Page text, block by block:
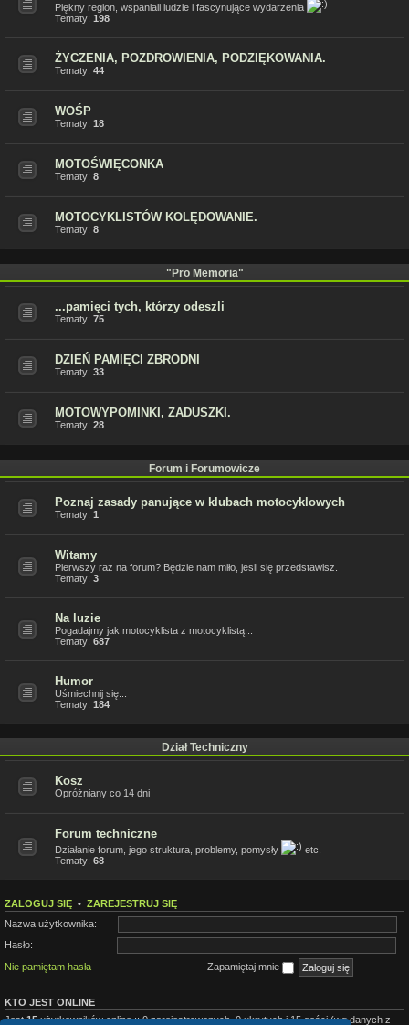
Piękny region, wspaniali ludzie i fascynujące wydarzenia
Tematy: 198
ŻYCZENIA, POZDROWIENIA, PODZIĘKOWANIA.
Tematy: 44
WOŚP
Tematy: 18
MOTOŚWIĘCONKA
Tematy: 8
MOTOCYKLISTÓW KOLĘDOWANIE.
Tematy: 8
"Pro Memoria"
...pamięci tych, którzy odeszli
Tematy: 75
DZIEŃ PAMIĘCI ZBRODNI
Tematy: 33
MOTOWYPOMINKI, ZADUSZKI.
Tematy: 28
Forum i Forumowicze
Poznaj zasady panujące w klubach motocyklowych
Tematy: 1
Witamy
Pierwszy raz na forum? Będzie nam miło, jesli się przedstawisz.
Tematy: 3
Na luzie
Pogadajmy jak motocyklista z motocyklistą...
Tematy: 687
Humor
Uśmiechnij się...
Tematy: 184
Dział Techniczny
Kosz
Opróżniany co 14 dni
Forum techniczne
Działanie forum, jego struktura, problemy, pomysły
etc.
Tematy: 68
ZALOGUJ SIĘ • ZAREJESTRUJ SIĘ
Nazwa użytkownika:
Hasło:
Nie pamiętam hasła
Zapamiętaj mnie
KTO JEST ONLINE
Jest15użytkowników online :: 0 zarejestrowanych, 0 ukrytych i 15 gości (wg danych z